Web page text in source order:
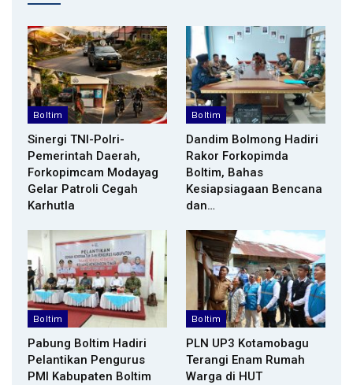
Boltim
Sinergi TNI-Polri-
Pemerintah Daerah,
Forkopimcam Modayag
Gelar Patroli Cegah
Karhutla
Boltim
Dandim Bolmong Hadiri
Rakor Forkopimda
Boltim, Bahas
Kesiapsiagaan Bencana
dan…
Boltim
Pabung Boltim Hadiri
Pelantikan Pengurus
PMI Kabupaten Boltim
Boltim
PLN UP3 Kotamobagu
Terangi Enam Rumah
Warga di HUT